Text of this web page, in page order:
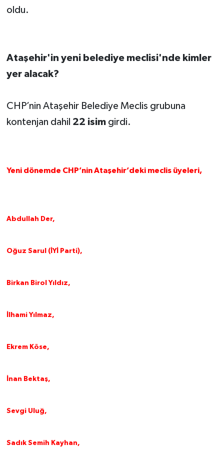
oldu.
Ataşehir'in yeni belediye meclisi'nde kimler
yer alacak?
CHP’nin Ataşehir Belediye Meclis grubuna
kontenjan dahil 22 isimgirdi.
Yeni dönemde CHP’nin Ataşehir’deki meclis üyeleri,
Abdullah Der,
Oğuz Sarul (İYİ Parti),
Birkan Birol Yıldız,
İlhami Yılmaz,
Ekrem Köse,
İnan Bektaş,
Sevgi Uluğ,
Sadık Semih Kayhan,